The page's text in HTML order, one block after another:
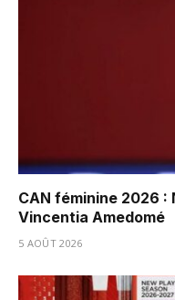
CAN féminine 2026
Vincentia Amedomé
5 AOÛT 2026